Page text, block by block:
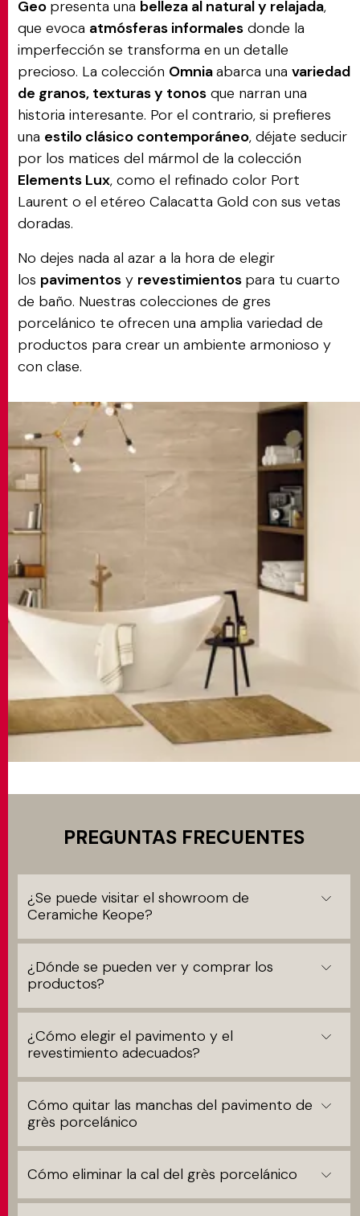
Geo presenta una belleza al natural y relajada,
que evoca atmósferas informales donde la
imperfección se transforma en un detalle
precioso. La colección Omniaabarca una variedad
de granos, texturas y tonos que narran una
historia interesante. Por el contrario, si prefieres
una estilo clásico contemporáneo, déjate seducir
por los matices del mármol de la colección
Elements Lux, como el refinado color Port
Laurent o el etéreo Calacatta Gold con sus vetas
doradas.
No dejes nada al azar a la hora de elegir
los pavimentos y revestimientos para tu cuarto
de baño. Nuestras colecciones de gres
porcelánico te ofrecen una amplia variedad de
productos para crear un ambiente armonioso y
con clase.
PREGUNTAS FRECUENTES
¿Se puede visitar el showroom de
Ceramiche Keope?
¿Dónde se pueden ver y comprar los
productos?
¿Cómo elegir el pavimento y el
revestimiento adecuados?
Cómo quitar las manchas del pavimento de
grès porcelánico
Cómo eliminar la cal del grès porcelánico